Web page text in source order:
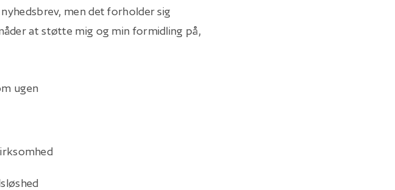
men det forholder sig
at støtte mig og min formidling på,
ugen